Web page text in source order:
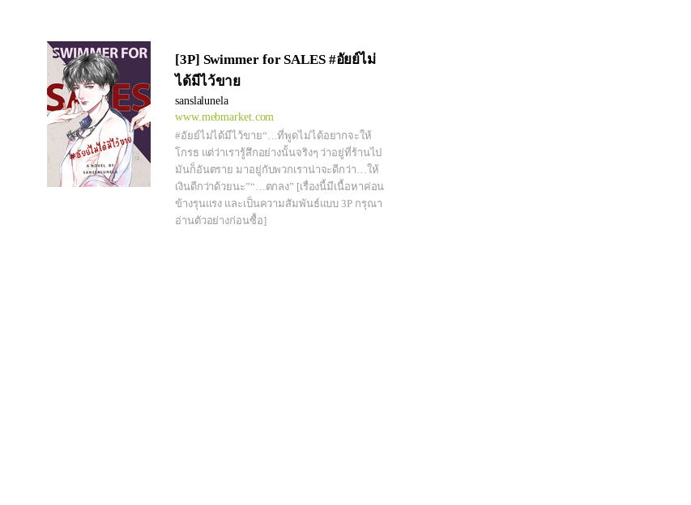
[3P] Swimmer for SALES #อัยย์ไม่
ได้มีไว้ขาย
sanslalunela
www.mebmarket.com
#อัยย์ไม่ได้มีไว้ขาย“…ที่พูดไม่ได้อยากจะให้
โกรธ แต่ว่าเรารู้สึกอย่างนั้นจริงๆ ว่าอยู่ที่ร้านไป
มันก็อันตราย มาอยู่กับพวกเราน่าจะดีกว่า…ให้
เงินดีกว่าด้วยนะ”“…ตกลง” [เรื่องนี้มีเนื้อหาค่อน
ข้างรุนแรง และเป็นความสัมพันธ์แบบ 3P กรุณา
อ่านตัวอย่างก่อนซื้อ]